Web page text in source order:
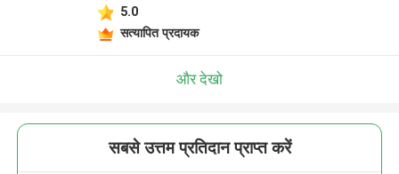
5.0
सत्यापित प्रदायक
और देखो
सबसे उत्तम प्रतिदान प्राप्त करें